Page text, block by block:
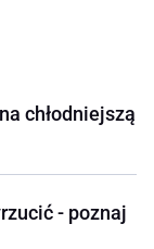
chłodniejszą
- poznaj